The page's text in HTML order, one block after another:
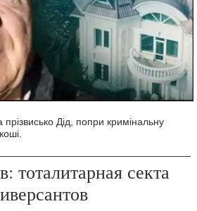
Дід, попри кримінальну
тоталитарная секта